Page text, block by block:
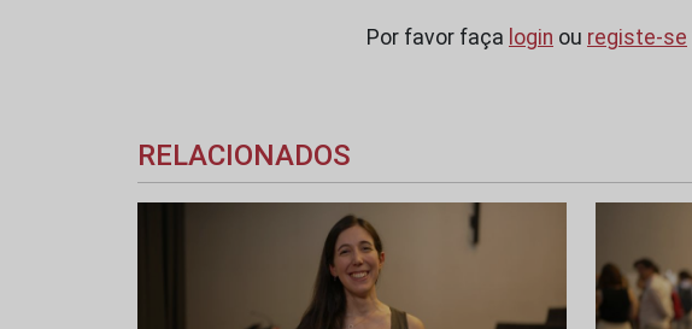
Por favor faça login ou registe-se
RELACIONADOS